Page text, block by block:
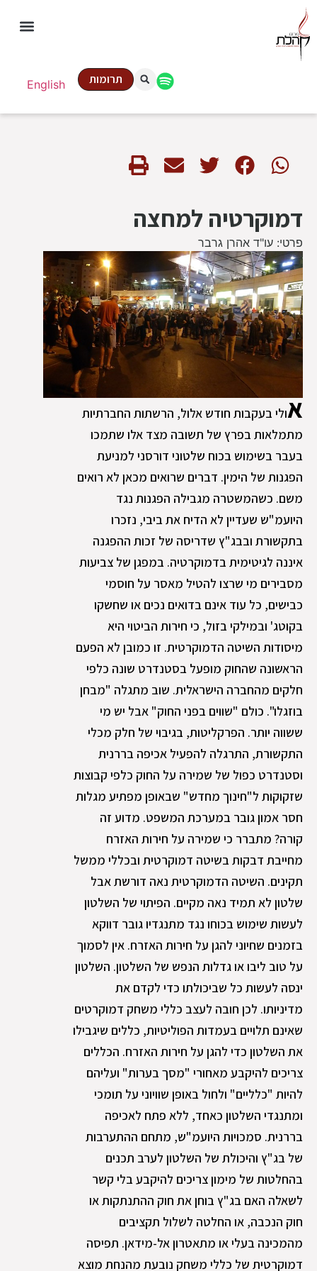
English תרומות
דמוקרטיה למחצה
פרטי: עו"ד אהרן גרבר
אולי בעקבות חודש אלול, הרשתות החברתיות
מתמלאות בפרץ של תשובה מצד אלו שתמכו
בעבר בשימוש בכוח שלטוני דורסני למניעת
הפגנות של הימין. דברים שרואים מכאן לא רואים
משם. כשהמשטרה מגבילה הפגנות נגד
היועמ"ש שעדיין לא הדיח את ביבי, נזכרו
בתקשורת ובבג"ץ שדריסה של זכות ההפגנה
איננה לגיטימית בדמוקרטיה. במפגן של צביעות
מסבירים מי שרצו להטיל מאסר על חוסמי
כבישים, כל עוד אינם בדואים נכים או שחשקו
בקוטג' ובמילקי בזול, כי חירות הביטוי היא
מיסודות השיטה הדמוקרטית. זו כמובן לא הפעם
הראשונה שהחוק מופעל בסטנדרט שונה כלפי
חלקים מהחברה הישראלית. שוב מתגלה "מבחן
בוזגלו". כולם "שווים בפני החוק" אבל יש מי
ששווה יותר. הפרקליטות, בגיבוי של חלק מכלי
התקשורת, התרגלה להפעיל אכיפה בררנית
וסטנדרט כפול של שמירה על החוק כלפי קבוצות
שזקוקות ל"חינוך מחדש" שבאופן מפתיע מגלות
חסר אמון גובר במערכת המשפט. מדוע זה
קורה? מתברר כי שמירה על חירות האזרח
מחייבת דבקות בשיטה דמוקרטית ובכללי ממשל
תקינים. השיטה הדמוקרטית נאה דורשת אבל
שלטון לא תמיד נאה מקיים. הפיתוי של השלטון
לעשות שימוש בכוחו נגד מתנגדיו גובר דווקא
בזמנים שחיוני להגן על חירות האזרח. אין לסמוך
על טוב ליבו או גדלות הנפש של השלטון. השלטון
ינסה לעשות כל שביכולתו כדי לקדם את
מדיניותו. לכן חובה לעצב כללי משחק דמוקרטים
שאינם תלויים בעמדות הפוליטיות, כללים שיגבילו
את השלטון כדי להגן על חירות האזרח. הכללים
צריכים להיקבע מאחורי "מסך בערות" ועליהם
להיות "כלליים" ולחול באופן שוויוני על תומכי
ומתנגדי השלטון כאחד, ללא פתח לאכיפה
בררנית. סמכויות היועמ"ש, מתחם ההתערבות
של בג"ץ והיכולת של השלטון לערב תכנים
בהחלטות של מימון צריכים להיקבע בלי קשר
לשאלה האם בג"ץ בוחן את חוק ההתנתקות או
חוק הנכבה, או החלטה לשלול תקציבים
מהמכינה בעלי או מתאטרון אל-מידאן. תפיסה
דמוקרטית של כללי משחק נובעת מהנחת מוצא